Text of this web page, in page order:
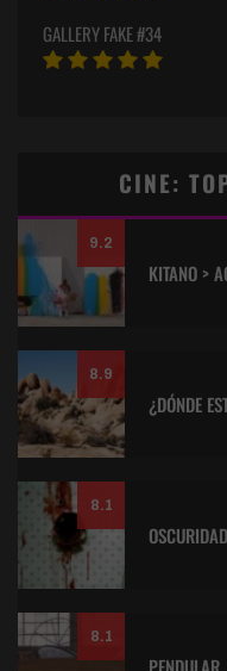
GALLERY FAKE #34
CINE:
9.2
KITANO >
8.9
¿DÓNDE
8.1
8.1